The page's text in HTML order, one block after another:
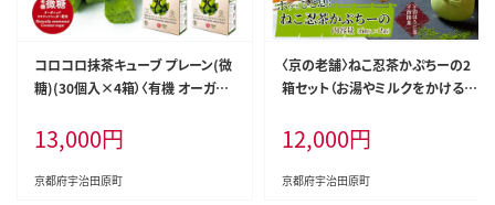
コロコロ抹茶キューブ プレーン(微
糖)(30個入×4箱）〈有機 オーガニ
お菓子 宇治抹茶 抹茶 抹茶ラテ フ
リーズドライ〉 手軽 茶道具要らず
13,000円
京都府宇治田原町
〈京の老舗〉ねこ忍茶かぷちーの2
箱セット（お湯やミルクをかけると
お茶 茶 カプチーノ ほうじ茶 アイス
ホット ミルク ギフト 贈り物 飲料 加
工食品〉 和菓子
12,000円
京都府宇治田原町